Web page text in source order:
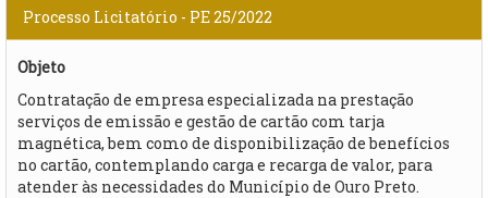
Processo Licitatório - PE 25/2022
Objeto
Contratação de empresa especializada na prestação
serviços de emissão e gestão de cartão com tarja
magnética, bem como de disponibilização de benefícios
no cartão, contemplando carga e recarga de valor, para
atender às necessidades do Município de Ouro Preto.